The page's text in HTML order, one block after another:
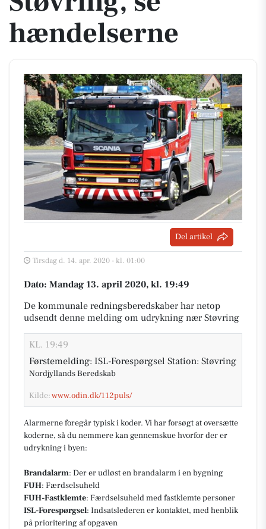
hændelserne
Del artikel
Tirsdag d. 14. apr. 2020 - kl. 01:00
Dato: Mandag 13. april 2020, kl. 19:49
De kommunale redningsberedskaber har netop
udsendt denne melding om udrykning nær Støvring
KL. 19:49
Førstemelding: ISL-Forespørgsel Station: Støvring
Nordjyllands Beredskab
Kilde:www.odin.dk/112puls/
Alarmerne foregår typisk i koder. Vi har forsøgt at oversætte
koderne, så du nemmere kan gennemskue hvorfor der er
udrykning i byen:
Brandalarm: Der er udløst en brandalarm i en bygning
FUH: Færdselsuheld
FUH-Fastklemte: Færdselsuheld med fastklemte personer
ISL-Forespørgsel: Indsatslederen er kontaktet, med henblik
på prioritering af opgaven